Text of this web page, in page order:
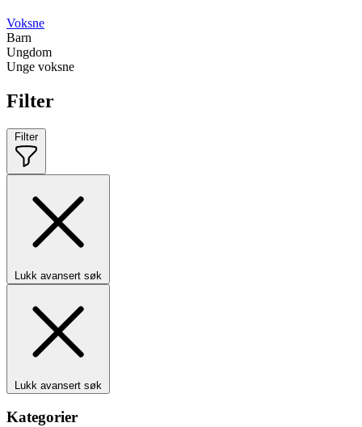
Voksne
Barn
Ungdom
Unge voksne
Filter
Filter
Lukk avansert søk
Lukk avansert søk
Kategorier